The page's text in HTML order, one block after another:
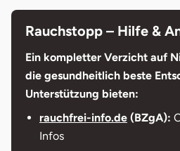
Rauchstopp – Hilfe &
Ein kompletter Verzicht auf
die gesundheitlich beste
Unterstützung bieten:
rauchfrei-info.de (BZgA):
Infos